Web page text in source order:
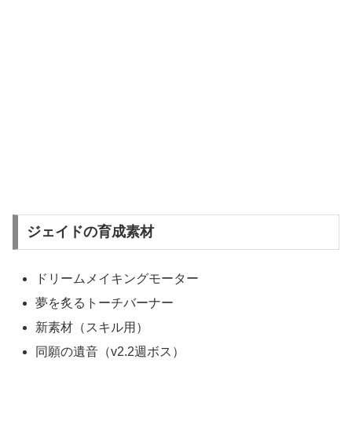
ジェイドの育成素材
ドリームメイキングモーター
夢を炙るトーチバーナー
新素材（スキル用）
同願の遺音（v2.2週ボス）